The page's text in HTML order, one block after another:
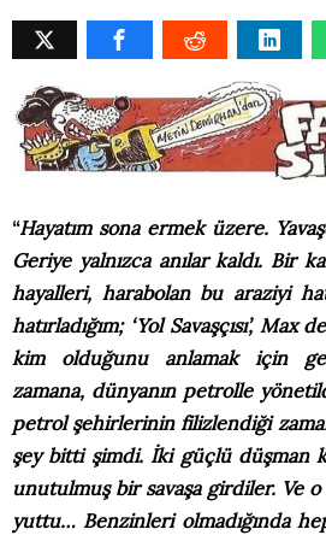
“Hayatım sona ermek üzere.
Geriye yalnızca anılar kaldı. Bir
hayalleri, harabolan bu araziyi
hatırladığım; ‘Yol Savaşçısı’,
kim olduğunu anlamak için
zamana, dünyanın petrolle
petrol şehirlerinin filizlendiği
şey bitti şimdi. İki güçlü düşman
unutulmuş bir savaşa girdiler. Ve
yuttu… Benzinleri olmadığında